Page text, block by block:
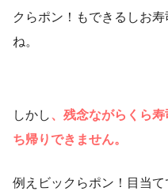
クらポン！もできるしお
ね。
しかし、残念ながらくら
ち帰りできません。
例えビックらポン！目当